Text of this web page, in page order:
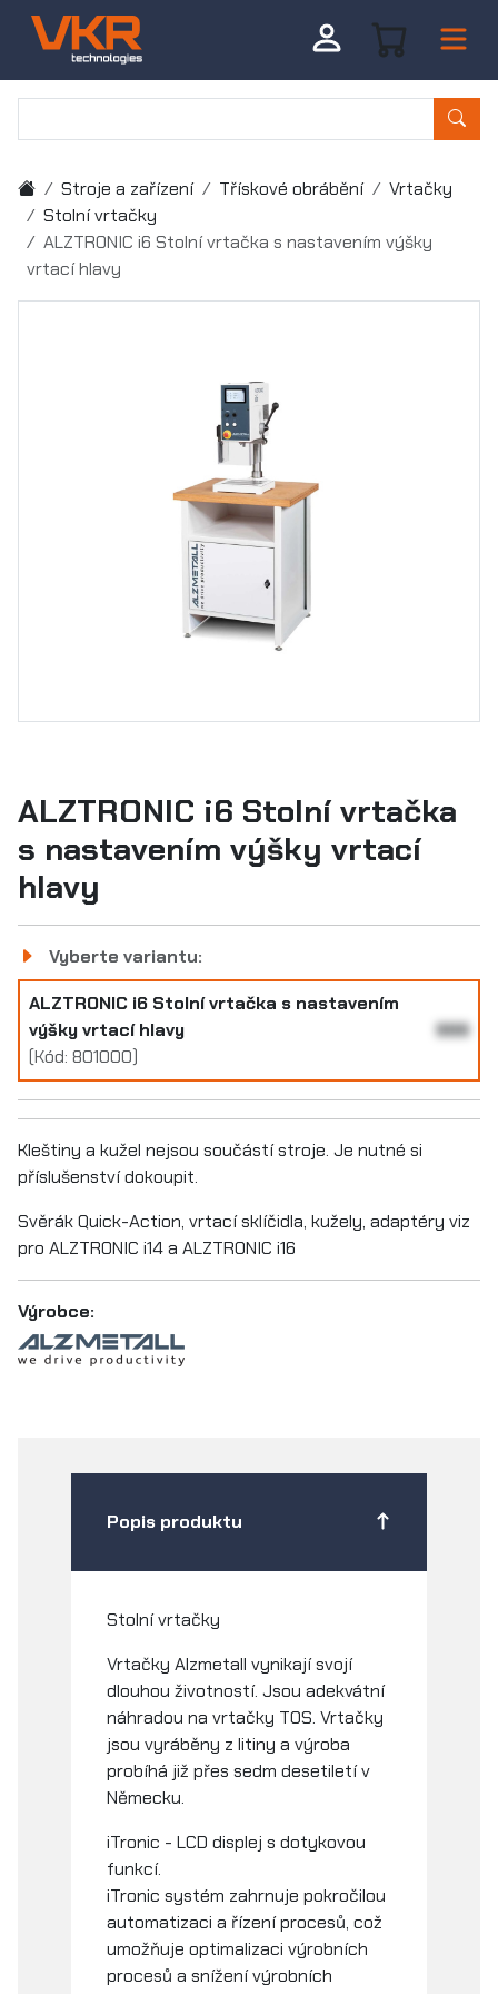
Stroje a zařízení Třískové obrábění
Vrtačky
Stolní vrtačky
ALZTRONIC i6 Stolní vrtačka s nastavením výšky
vrtací hlavy
ALZTRONIC i6 Stolní vrtačka
s nastavením výšky vrtací
hlavy
Vyberte variantu:
ALZTRONIC i6 Stolní vrtačka s nastavením
výšky vrtací hlavy
(Kód: 801000)
999
Kleštiny a kužel nejsou součástí stroje. Je nutné si
příslušenství dokoupit.
Svěrák Quick-Action, vrtací sklíčidla, kužely, adaptéry viz
pro ALZTRONIC i14 a ALZTRONIC i16
Výrobce:
Popis produktu
Stolní vrtačky
Vrtačky Alzmetall vynikají svojí
dlouhou životností. Jsou adekvátní
náhradou na vrtačky TOS. Vrtačky
jsou vyráběny z litiny a výroba
probíhá již přes sedm desetiletí v
Německu.
iTronic - LCD displej s dotykovou
funkcí.
iTronic systém zahrnuje pokročilou
automatizaci a řízení procesů, což
umožňuje optimalizaci výrobních
procesů a snížení výrobních